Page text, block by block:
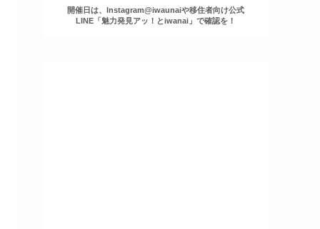
開催日は、Instagram@iwaunaiや移住者向け公式
LINE「魅力発見アッ！とiwanai」で確認を！